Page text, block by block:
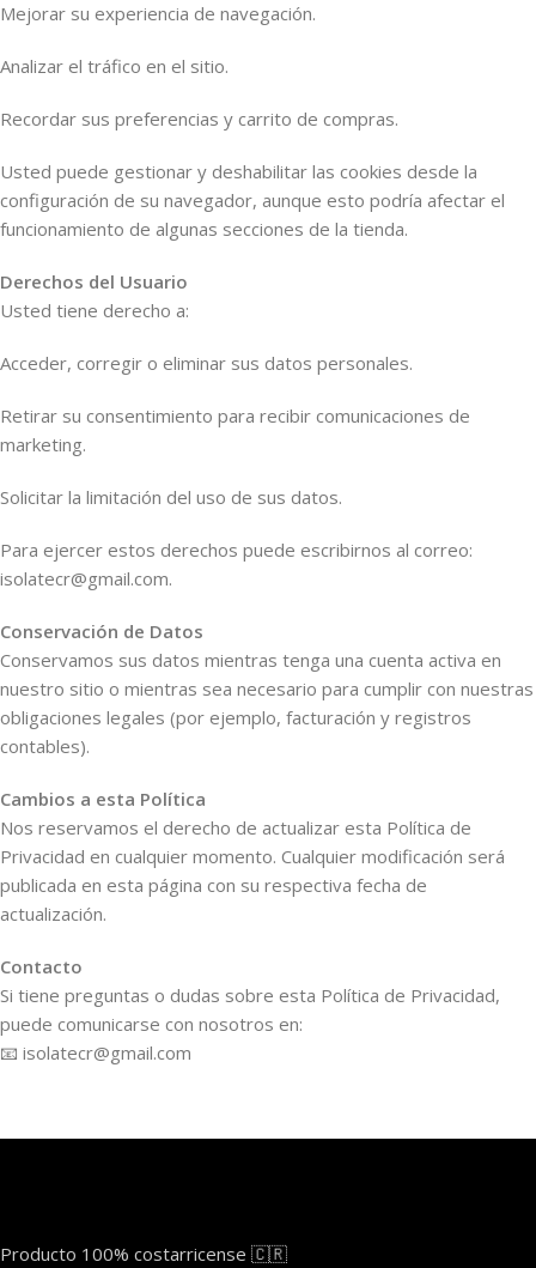
Mejorar su experiencia de navegación.
Analizar el tráfico en el sitio.
Recordar sus preferencias y carrito de compras.
Usted puede gestionar y deshabilitar las cookies desde la
configuración de su navegador, aunque esto podría afectar el
funcionamiento de algunas secciones de la tienda.
Derechos del Usuario
Usted tiene derecho a:
Acceder, corregir o eliminar sus datos personales.
Retirar su consentimiento para recibir comunicaciones de
marketing.
Solicitar la limitación del uso de sus datos.
Para ejercer estos derechos puede escribirnos al correo:
isolatecr@gmail.com.
Conservación de Datos
Conservamos sus datos mientras tenga una cuenta activa en
nuestro sitio o mientras sea necesario para cumplir con nuestras
obligaciones legales (por ejemplo, facturación y registros
contables).
Cambios a esta Política
Nos reservamos el derecho de actualizar esta Política de
Privacidad en cualquier momento. Cualquier modificación será
publicada en esta página con su respectiva fecha de
actualización.
Contacto
Si tiene preguntas o dudas sobre esta Política de Privacidad,
puede comunicarse con nosotros en:
📧 isolatecr@gmail.com
Producto 100% costarricense 🇨🇷